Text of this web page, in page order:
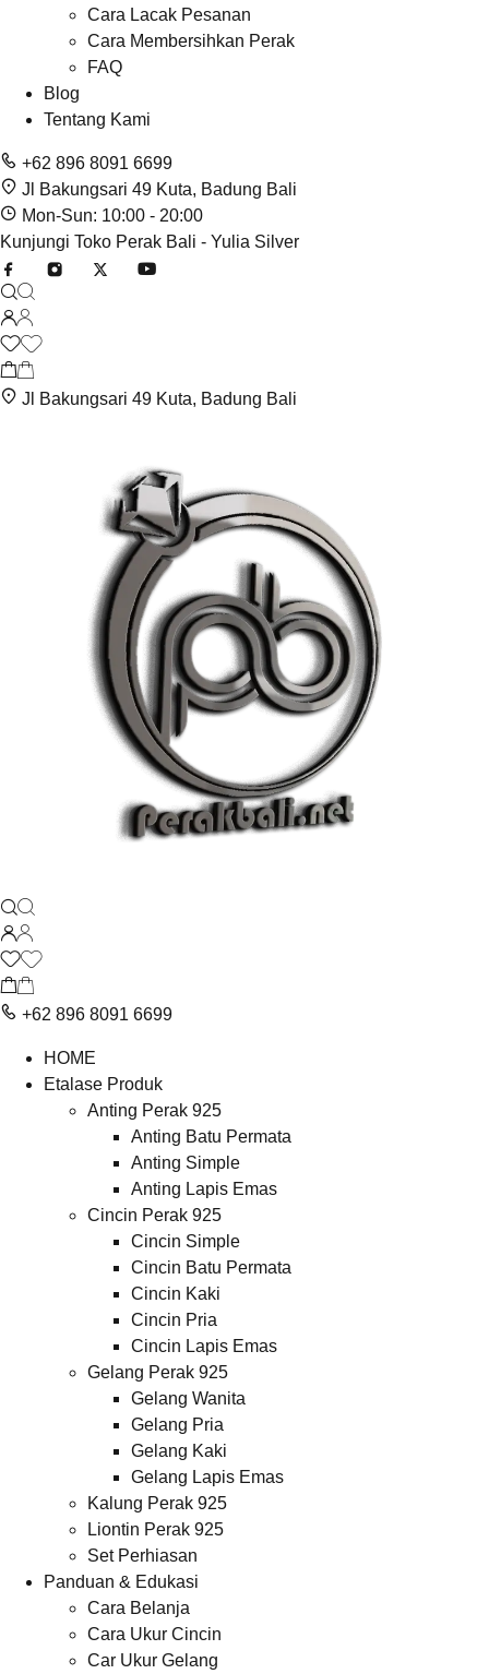
Cara Lacak Pesanan
Cara Membersihkan Perak
FAQ
Blog
Tentang Kami
+62 896 8091 6699
Jl Bakungsari 49 Kuta, Badung Bali
Mon-Sun: 10:00 - 20:00
Kunjungi Toko Perak Bali - Yulia Silver
Jl Bakungsari 49 Kuta, Badung Bali
+62 896 8091 6699
HOME
Etalase Produk
Anting Perak 925
Anting Batu Permata
Anting Simple
Anting Lapis Emas
Cincin Perak 925
Cincin Simple
Cincin Batu Permata
Cincin Kaki
Cincin Pria
Cincin Lapis Emas
Gelang Perak 925
Gelang Wanita
Gelang Pria
Gelang Kaki
Gelang Lapis Emas
Kalung Perak 925
Liontin Perak 925
Set Perhiasan
Panduan & Edukasi
Cara Belanja
Cara Ukur Cincin
Car Ukur Gelang